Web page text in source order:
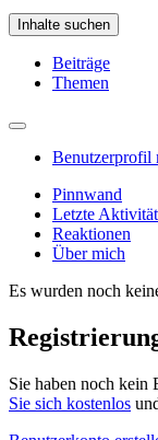
Inhalte suchen
Beiträge
Themen
Benutzerprofil
Pinnwand
Letzte
Reaktionen
Über mich
Es wurden noch
Sie haben noch kein
Sie sich kostenlos